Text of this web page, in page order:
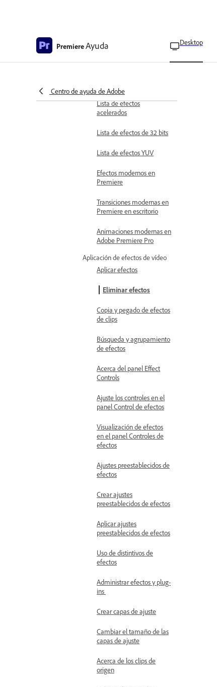
PremiereAyuda Desktop
Centro de ayuda de Adobe
Tipos de efectos
panel Efectos
Lista de efectos
acelerados
Lista de efectos de 32 bits
Lista de efectos YUV
Efectos modernos en
Premiere
Transiciones modernas en
Premiere en escritorio
Animaciones modernas en
Adobe Premiere Pro
Aplicación de efectos de vídeo
Aplicar efectos
Eliminar efectos
Copia y pegado de efectos
de clips
Búsqueda y agrupamiento
de efectos
Acerca del panel Effect
Controls
Ajuste los controles en el
panel Control de efectos
Visualización de efectos
en el panel Controles de
efectos
Ajustes preestablecidos de
efectos
Crear ajustes
preestablecidos de efectos
Aplicar ajustes
preestablecidos de efectos
Uso de distintivos de
efectos
Administrar efectos y plug-
ins
Crear capas de ajuste
Cambiar el tamaño de las
capas de ajuste
Acerca de los clips de
origen